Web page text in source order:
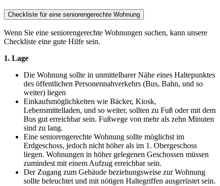
Checkliste für eine seniorengerechte Wohnung
Wenn Sie eine seniorengerechte Wohnungen suchen, kann unsere
Checkliste eine gute Hilfe sein.
1. Lage
Die Wohnung sollte in unmittelbarer Nähe eines Haltepunktes
des öffentlichen Personennahverkehrs (Bus, Bahn, und so
weiter) liegen
Einkaufsmöglichkeiten wie Bäcker, Kiosk,
Lebensmittelladen, und so weiter, sollten zu Fuß oder mit dem
Bus gut erreichbar sein. Fußwege von mehr als zehn Minuten
sind zu lang.
Eine seniorengerechte Wohnung sollte möglichst im
Erdgeschoss, jedoch nicht höher als im 1. Obergeschoss
liegen. Wohnungen in höher gelegenen Geschossen müssen
zumindest mit einem Aufzug erreichbar sein.
Der Zugang zum Gebäude beziehungsweise zur Wohnung
sollte beleuchtet und mit nötigen Haltegriffen ausgerüstet sein.